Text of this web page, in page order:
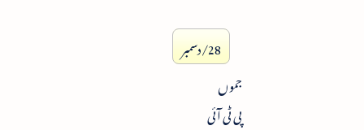
28/دسمبر
جموں
پی ٹی آئی